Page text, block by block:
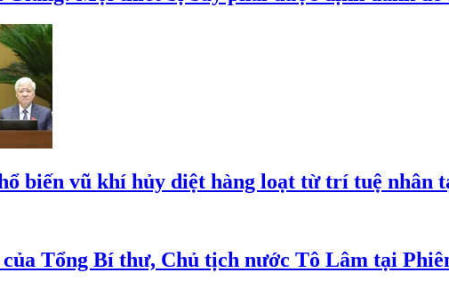
biến vũ khí hủy diệt hàng loạt từ trí tuệ nhân
Tổng Bí thư, Chủ tịch nước Tô Lâm tại